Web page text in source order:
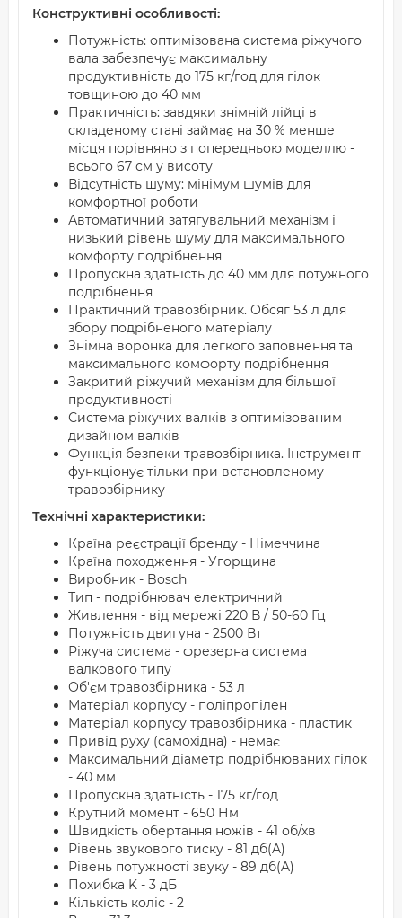
Конструктивні особливості:
Потужність: оптимізована система ріжучого
вала забезпечує максимальну
продуктивність до 175 кг/год для гілок
товщиною до 40 мм
Практичність: завдяки знімній лійці в
складеному стані займає на 30 % менше
місця порівняно з попередньою моделлю -
всього 67 см у висоту
Відсутність шуму: мінімум шумів для
комфортної роботи
Автоматичний затягувальний механізм і
низький рівень шуму для максимального
комфорту подрібнення
Пропускна здатність до 40 мм для потужного
подрібнення
Практичний травозбірник. Обсяг 53 л для
збору подрібненого матеріалу
Знімна воронка для легкого заповнення та
максимального комфорту подрібнення
Закритий ріжучий механізм для більшої
продуктивності
Система ріжучих валків з оптимізованим
дизайном валків
Функція безпеки травозбірника. Інструмент
функціонує тільки при встановленому
травозбірнику
Технічні характеристики:
Країна реєстрації бренду - Німеччина
Країна походження - Угорщина
Виробник - Bosch
Тип - подрібнювач електричний
Живлення - від мережі 220 В / 50-60 Гц
Потужність двигуна - 2500 Вт
Ріжуча система - фрезерна система
валкового типу
Об'єм травозбірника - 53 л
Матеріал корпусу - поліпропілен
Матеріал корпусу травозбірника - пластик
Привід руху (самохідна) - немає
Максимальний діаметр подрібнюваних гілок
- 40 мм
Пропускна здатність - 175 кг/год
Крутний момент - 650 Нм
Швидкість обертання ножів - 41 об/хв
Рівень звукового тиску - 81 дб(A)
Рівень потужності звуку - 89 дб(A)
Похибка K - 3 дБ
Кількість коліс - 2